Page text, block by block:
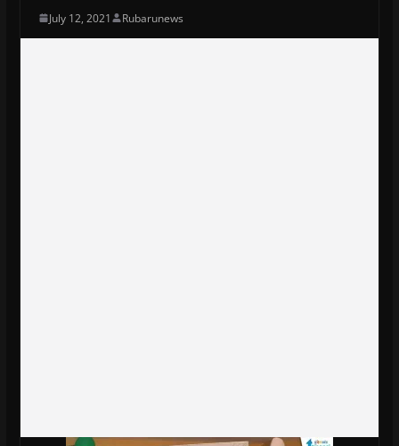
July 12, 2021 Rubarunews